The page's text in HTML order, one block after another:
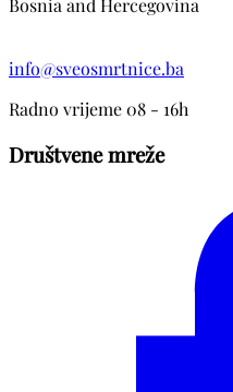
Bosnia and Hercegovina
info@sveosmrtnice.ba
Radno vrijeme 08 - 16h
Društvene mreže